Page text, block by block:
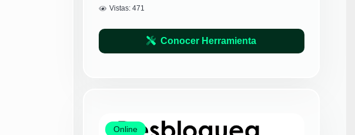
Vistas:471
Conocer Herramienta
Online